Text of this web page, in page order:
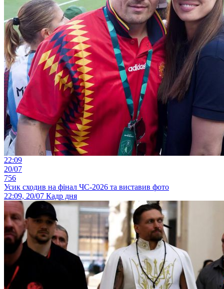
22:09
20/07
756
Усик сходив на фінал ЧС-2026 та виставив фото
22:09, 20/07 Кадр дня